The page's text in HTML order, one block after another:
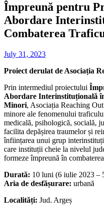
Împreună pentru
Abordare
Combaterea
July 31, 2023
Proiect derulat de Asociația
Prin intermediul proiectului
Abordare Interinstituțională
Minori, Asociația Reaching
minore ale fenomenului
medicală, psihologică, socială,
facilita depășirea traumelor și
înființarea unui grup
care instituții cheie la nivelul
formeze împreună în
Durată: 10 luni (6 iulie 2023 –
Aria de desfășurare: urbană
Localități: Jud. Argeș